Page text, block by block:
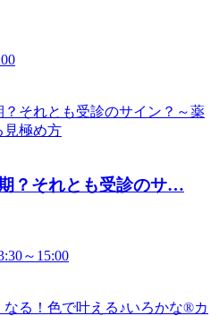
？それとも受診のサ…
～15:00